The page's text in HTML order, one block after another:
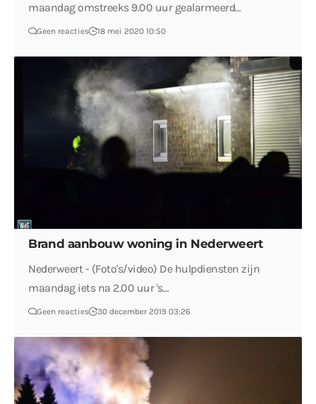
maandag omstreeks 9.00 uur gealarmeerd…
Geen reacties 18 mei 2020 10:50
Brand aanbouw woning in Nederweert
Nederweert - (Foto's/video) De hulpdiensten zijn
maandag iets na 2.00 uur 's…
Geen reacties 30 december 2019 03:26